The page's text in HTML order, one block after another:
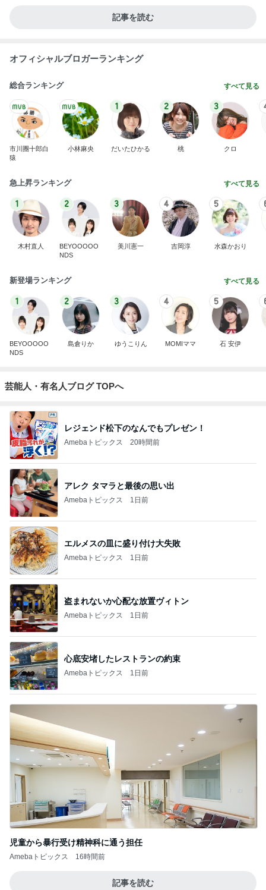
記事を読む
オフィシャルブロガーランキング
総合ランキング すべて見る
市川團十郎白
猿
小林麻央
1
だいたひかる
2
桃
3
クロ
急上昇ランキング すべて見る
1
木村直人
2
BEYOOOOO
NDS
3
美川憲一
4
吉岡淳
5
水森かおり
新登場ランキング すべて見る
1
BEYOOOOO
NDS
2
島倉りか
3
ゆうこりん
4
MOMIママ
5
石 安伊
芸能人・有名人ブログ TOPへ
レジェンド松下のなんでもプレゼン！
Amebaトピックス 20時間前
アレク タマラと最後の思い出
Amebaトピックス 1日前
エルメスの皿に盛り付け大失敗
Amebaトピックス 1日前
盗まれないか心配な放置ヴィトン
Amebaトピックス 1日前
心底安堵したレストランの約束
Amebaトピックス 1日前
児童から暴行受け精神科に通う担任
Amebaトピックス 16時間前
記事を読む